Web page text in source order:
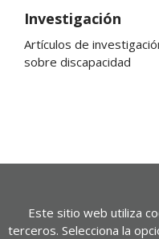
Investigación
Artículos de
sobre discapacidad
Este sitio web utiliza
terceros. Selecciona la